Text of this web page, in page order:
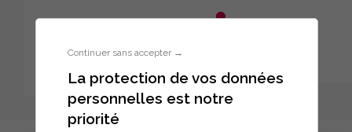
Continuer sans accepter →
La protection de vos données
personnelles est notre
priorité
Inscription à la formation